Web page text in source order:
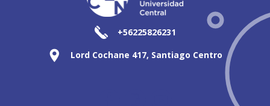
+56225826231
Lord Cochane 417, Santiago Centro